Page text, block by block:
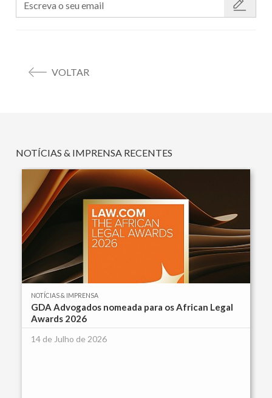
VOLTAR
NOTÍCIAS & IMPRENSA RECENTES
NOTÍCIAS & IMPRENSA
GDA Advogados nomeada para os African Legal
Awards 2026
14 de Julho de 2026